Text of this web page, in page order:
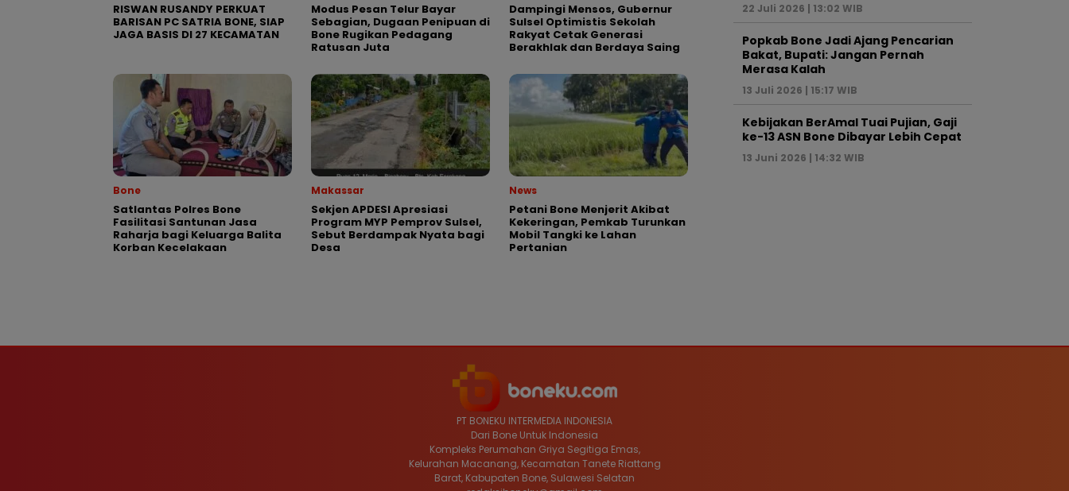
RISWAN RUSANDY PERKUAT
BARISAN PC SATRIA BONE, SIAP
JAGA BASIS DI 27 KECAMATAN
Modus Pesan Telur Bayar
Sebagian, Dugaan Penipuan di
Bone Rugikan Pedagang
Ratusan Juta
Dampingi Mensos, Gubernur
Sulsel Optimistis Sekolah
Rakyat Cetak Generasi
Berakhlak dan Berdaya Saing
Bone
Satlantas Polres Bone
Fasilitasi Santunan Jasa
Raharja bagi Keluarga Balita
Korban Kecelakaan
Makassar
Sekjen APDESI Apresiasi
Program MYP Pemprov Sulsel,
Sebut Berdampak Nyata bagi
Desa
News
Petani Bone Menjerit Akibat
Kekeringan, Pemkab Turunkan
Mobil Tangki ke Lahan
Pertanian
22 Juli 2026 | 13:02 WIB
Popkab Bone Jadi Ajang Pencarian
Bakat, Bupati: Jangan Pernah
Merasa Kalah
13 Juli 2026 | 15:17 WIB
Kebijakan BerAmal Tuai Pujian, Gaji
ke-13 ASN Bone Dibayar Lebih Cepat
13 Juni 2026 | 14:32 WIB
PT BONEKU INTERMEDIA INDONESIA
Dari Bone Untuk Indonesia
Kompleks Perumahan Griya Segitiga Emas,
Kelurahan Macanang, Kecamatan Tanete Riattang
Barat, Kabupaten Bone, Sulawesi Selatan